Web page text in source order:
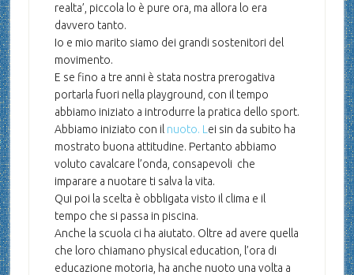
realta’, piccola lo è pure ora, ma allora lo era
davvero tanto.
Io e mio marito siamo dei grandi sostenitori del
movimento.
E se fino a tre anni è stata nostra prerogativa
portarla fuori nella playground, con il tempo
abbiamo iniziato a introdurre la pratica dello sport.
Abbiamo iniziato con il nuoto. L ei sin da subito ha
mostrato buona attitudine. Pertanto abbiamo
voluto cavalcare l’onda, consapevoli che
imparare a nuotare ti salva la vita.
Qui poi la scelta è obbligata visto il clima e il
tempo che si passa in piscina.
Anche la scuola ci ha aiutato. Oltre ad avere quella
che loro chiamano physical education, l’ora di
educazione motoria, ha anche nuoto una volta a